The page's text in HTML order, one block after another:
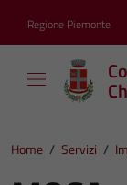
Regione Piemonte
Home / Servizi /